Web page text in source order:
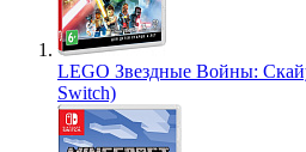
LEGO Звездные Войны:
Switch)